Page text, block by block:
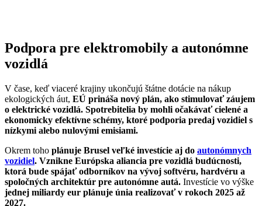
Podpora pre elektromobily a autonómne
vozidlá
V čase, keď viaceré krajiny ukončujú štátne dotácie na nákup
ekologických áut, EÚ prináša nový plán, ako stimulovať záujem
o elektrické vozidlá. Spotrebitelia by mohli očakávať cielené a
ekonomicky efektívne schémy, ktoré podporia predaj vozidiel s
nízkymi alebo nulovými emisiami.
Okrem toho plánuje Brusel veľké investície aj do autonómnych
vozidiel. Vznikne Európska aliancia pre vozidlá budúcnosti,
ktorá bude spájať odborníkov na vývoj softvéru, hardvéru a
spoločných architektúr pre autonómne autá. Investície vo výške
jednej miliardy eur plánuje únia realizovať v rokoch 2025 až
2027.